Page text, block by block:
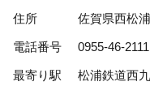
住所 佐賀県西松
電話番号 0955-46-2111
最寄り駅 松浦鉄道西